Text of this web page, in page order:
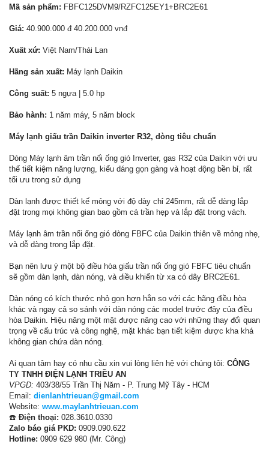
Mã sản phẩm: FBFC125DVM9/RZFC125EY1+BRC2E61
Giá: 40.900.000 đ 40.200.000 vnđ
Xuất xứ: Việt Nam/Thái Lan
Hãng sản xuất: Máy lạnh Daikin
Công suất: 5 ngựa | 5.0 hp
Bảo hành: 1 năm máy, 5 năm block
Máy lạnh giấu trần Daikin inverter R32, dòng tiêu chuẩn
Dòng Máy lạnh âm trần nối ống gió Inverter, gas R32 của Daikin với ưu
thế tiết kiệm năng lượng, kiểu dáng gọn gàng và hoạt động bền bỉ, rất
tối ưu trong sử dụng
Dàn lạnh được thiết kế mỏng với độ dày chỉ 245mm, rất dễ dàng lắp
đặt trong mọi không gian bao gồm cả trần hẹp và lắp đặt trong vách.
Máy lạnh âm trần nối ống gió dòng FBFC của Daikin thiên về mỏng nhẹ,
và dễ dàng trong lắp đặt.
Bạn nên lưu ý một bộ điều hòa giấu trần nối ống gió FBFC tiêu chuẩn
sẽ gồm dàn lạnh, dàn nóng, và điều khiển từ xa có dây BRC2E61.
Dàn nóng có kích thước nhỏ gọn hơn hẳn so với các hãng điều hòa
khác và ngay cả so sánh với dàn nóng các model trước đây của điều
hòa Daikin. Hiệu năng một mặt được nâng cao với những thay đổi quan
trọng về cấu trúc và công nghệ, mặt khác bạn tiết kiệm được kha khá
không gian chứa dàn nóng.
Ai quan tâm hay có nhu cầu xin vui lòng liên hệ với chúng tôi: CÔNG
TY TNHH ĐIỆN LẠNH TRIỀU AN
VPGD: 403/38/55 Trần Thị Năm - P. Trung Mỹ Tây - HCM
Email: dienlanhtrieuan@gmail.com
Website: www.maylanhtrieuan.com
☎️ Điện thoại: 028.3610.0330
Zalo báo giá PKD: 0909.090.622
Hotline: 0909 629 980 (Mr. Công)